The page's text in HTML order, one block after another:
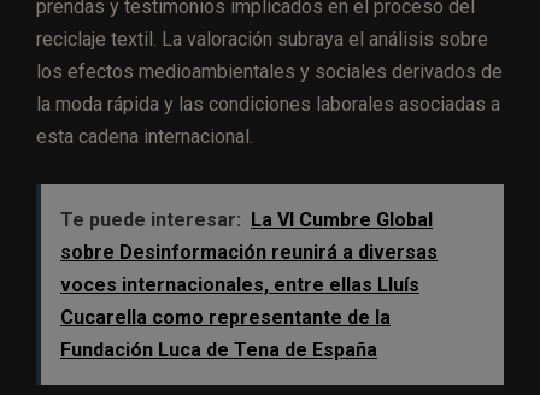
prendas y testimonios implicados en el proceso del
reciclaje textil. La valoración subraya el análisis sobre
los efectos medioambientales y sociales derivados de
la moda rápida y las condiciones laborales asociadas a
esta cadena internacional.
Te puede interesar:
La VI Cumbre Global
sobre Desinformación reunirá a diversas
voces internacionales, entre ellas Lluís
Cucarella como representante de la
Fundación Luca de Tena de España